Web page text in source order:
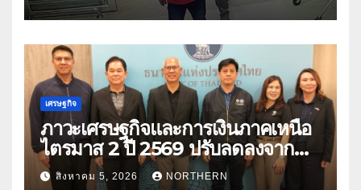
เศรษฐกิจ
ภาวะเศรษฐกิจและการเงินภาคเหนือ
ไตรมาส 2 ปี 2569 ปรับลดลงจาก
ราคาพลังงาน ค่าครองชีพ
สิงหาคม 5, 2026 NORTHERN